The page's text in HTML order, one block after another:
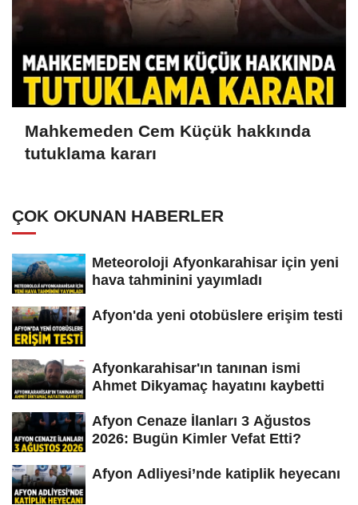
Mahkemeden Cem Küçük hakkında
tutuklama kararı
ÇOK OKUNAN HABERLER
Meteoroloji Afyonkarahisar için yeni
hava tahminini yayımladı
Afyon'da yeni otobüslere erişim testi
Afyonkarahisar'ın tanınan ismi
Ahmet Dikyamaç hayatını kaybetti
Afyon Cenaze İlanları 3 Ağustos
2026: Bugün Kimler Vefat Etti?
Afyon Adliyesi’nde katiplik heyecanı